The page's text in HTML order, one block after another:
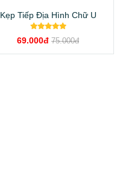
Kẹp Tiếp Địa Hình Chữ U
69.000đ 75.000đ